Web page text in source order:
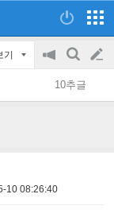
기
공
지
on/off
검
색
글
쓰
10추글
10 08:26:40